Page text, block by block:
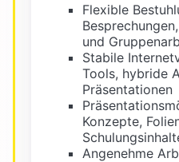
Flexible
und
Stabile
Tools, hybride
Präsentationen
Konzepte,
Angenehme